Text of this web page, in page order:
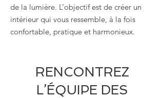
de la lumière. L’objectif est de créer un
intérieur qui vous ressemble, à la fois
confortable, pratique et harmonieux.
RENCONTREZ
L’ÉQUIPE DES